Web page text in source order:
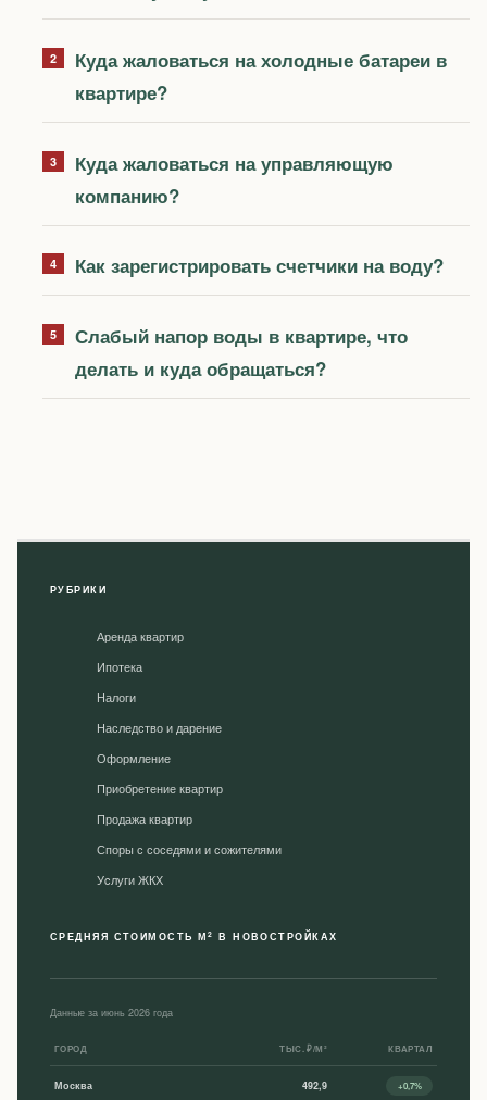
Куда жаловаться на холодные батареи в
квартире?
Куда жаловаться на управляющую
компанию?
Как зарегистрировать счетчики на воду?
Слабый напор воды в квартире, что
делать и куда обращаться?
РУБРИКИ
Аренда квартир
Ипотека
Налоги
Наследство и дарение
Оформление
Приобретение квартир
Продажа квартир
Споры с соседями и сожителями
Уcлуги ЖКХ
СРЕДНЯЯ СТОИМОСТЬ М2 В НОВОСТРОЙКАХ
Данные за июнь 2026 года
ГОРОД ТЫС. ₽/М² КВАРТАЛ
Москва 492,9 +0,7%